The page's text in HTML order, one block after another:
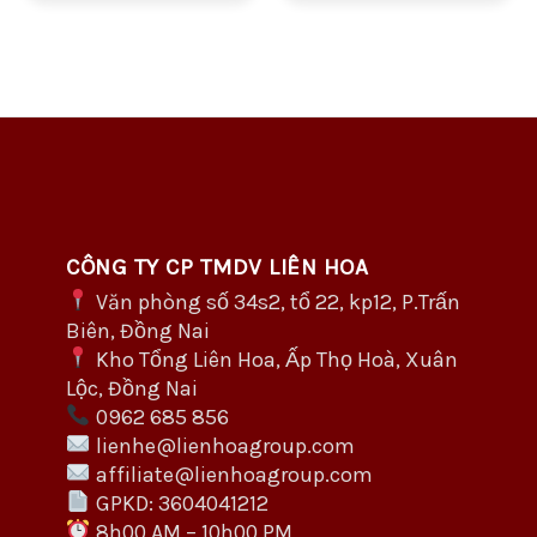
CÔNG TY CP TMDV LIÊN HOA
Văn phòng số 34s2, tổ 22, kp12, P.Trấn
Biên, Đồng Nai
Kho Tổng Liên Hoa, Ấp Thọ Hoà, Xuân
Lộc, Đồng Nai
0962 685 856
lienhe@lienhoagroup.com
affiliate@lienhoagroup.com
GPKD: 3604041212
8h00 AM – 10h00 PM